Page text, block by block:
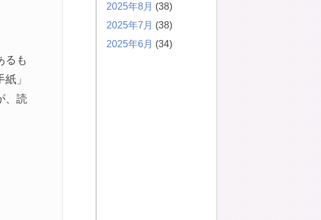
るも
」
、読
2025年8月 (38)
2025年7月 (38)
2025年6月 (34)